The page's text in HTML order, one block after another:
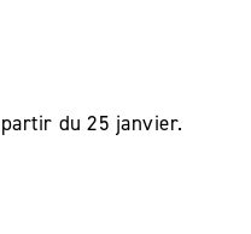
du 25 janvier.